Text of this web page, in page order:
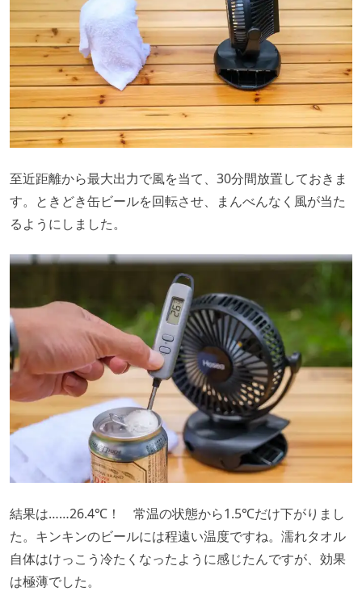
至近距離から最大出力で風を当て、30分間放置しておきま
す。ときどき缶ビールを回転させ、まんべんなく風が当た
るようにしました。
結果は……26.4℃！ 常温の状態から1.5℃だけ下がりまし
た。キンキンのビールには程遠い温度ですね。濡れタオル
自体はけっこう冷たくなったように感じたんですが、効果
は極薄でした。